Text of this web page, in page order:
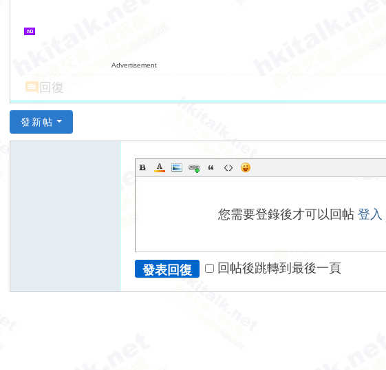
Advertisement
回復
發新帖
您需要登錄後才可以回帖登入
發表回復 回帖後跳轉到最後一頁